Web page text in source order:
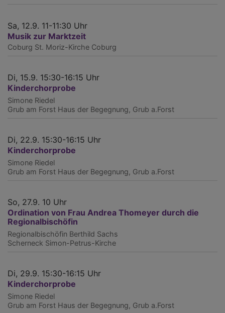
Sa, 12.9. 11-11:30 Uhr
Musik zur Marktzeit
Coburg St. Moriz-Kirche Coburg
Di, 15.9. 15:30-16:15 Uhr
Kinderchorprobe
Simone Riedel
Grub am Forst Haus der Begegnung, Grub a.Forst
Di, 22.9. 15:30-16:15 Uhr
Kinderchorprobe
Simone Riedel
Grub am Forst Haus der Begegnung, Grub a.Forst
So, 27.9. 10 Uhr
Ordination von Frau Andrea Thomeyer durch die
Regionalbischöfin
Regionalbischöfin Berthild Sachs
Scherneck Simon-Petrus-Kirche
Di, 29.9. 15:30-16:15 Uhr
Kinderchorprobe
Simone Riedel
Grub am Forst Haus der Begegnung, Grub a.Forst